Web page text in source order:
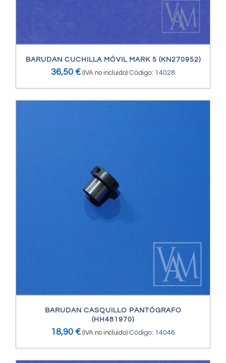
BARUDAN CUCHILLA MÓVIL MARK 5 (KN270952)
36,50 € (IVA no incluido) Código: 14028
BARUDAN CASQUILLO PANTÓGRAFO
(HH481970)
18,90 € (IVA no incluido) Código: 14046